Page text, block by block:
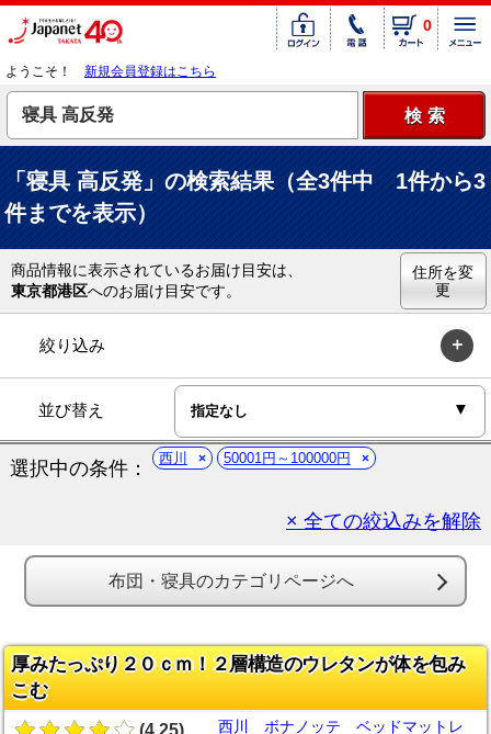
0
ようこそ！ 新規会員登録はこちら
「寝具 高反発」の検索結果（全3件中 1件から3
件までを表示）
商品情報に表示されているお届け目安は、
東京都港区へのお届け目安です。
住所を変
更
絞り込み
並び替え
選択中の条件： 西川 50001円～100000円
× 全ての絞込みを解除
布団・寝具のカテゴリページへ
厚みたっぷり２０ｃｍ！２層構造のウレタンが体を包み
こむ
(4.25)
西川 ボナノッテ ベッドマットレ